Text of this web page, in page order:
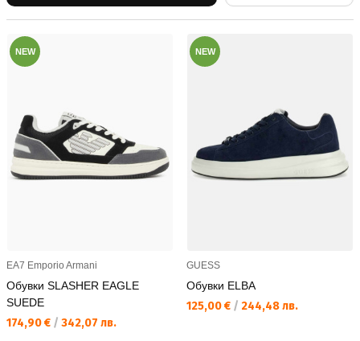
NEW
EA7 Emporio Armani
Обувки SLASHER EAGLE
SUEDE
Текуща цена:
174,90 € / 342,07 лв.
NEW
GUESS
Обувки ELBA
Текуща цена:
125,00 € / 244,48 лв.